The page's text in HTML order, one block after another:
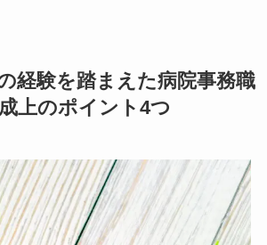
経験を踏まえた病院事務職
上のポイント4つ